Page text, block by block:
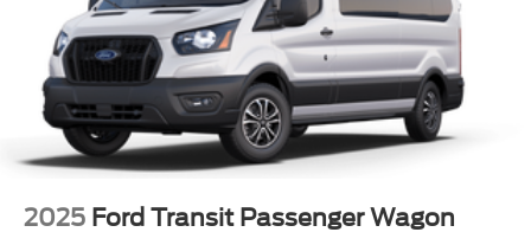
2025 Ford Transit Passenger Wagon